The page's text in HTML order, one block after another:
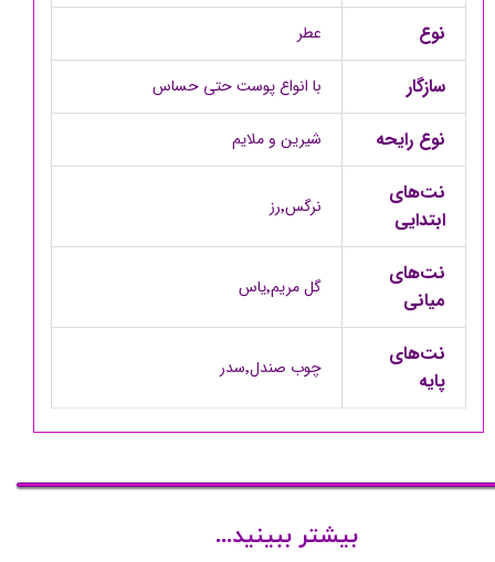
نوع عطر
سازگار با انواع پوست حتی حساس
نوع رایحه شیرین و ملایم
نت‌های
ابتدایی
نرگس٬رز
نت‌های
میانی
گل مریم٬یاس
نت‌های
پایه
چوب صندل٬سدر
بیشتر ببینید...